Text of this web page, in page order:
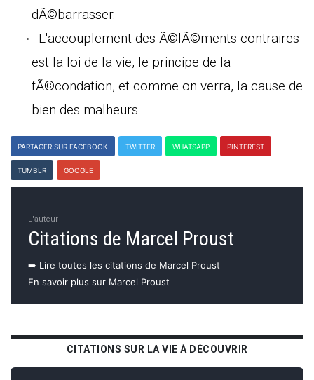
dÃ©barrasser.
L'accouplement des Ã©lÃ©ments contraires
est la loi de la vie, le principe de la
fÃ©condation, et comme on verra, la cause de
bien des malheurs.
PARTAGER SUR FACEBOOK TWITTER WHATSAPP PINTEREST
TUMBLR GOOGLE
L'auteur
Citations de Marcel Proust
➡️ Lire toutes les citations de Marcel Proust
En savoir plus sur Marcel Proust
CITATIONS SUR LA VIE À DÉCOUVRIR